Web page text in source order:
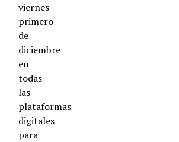
viernes
primero
de
diciembre
en
todas
las
plataformas
digitales
para